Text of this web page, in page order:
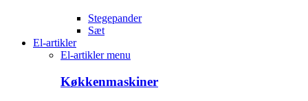
Stegepander
Sæt
El-artikler
El-artikler menu
Køkkenmaskiner